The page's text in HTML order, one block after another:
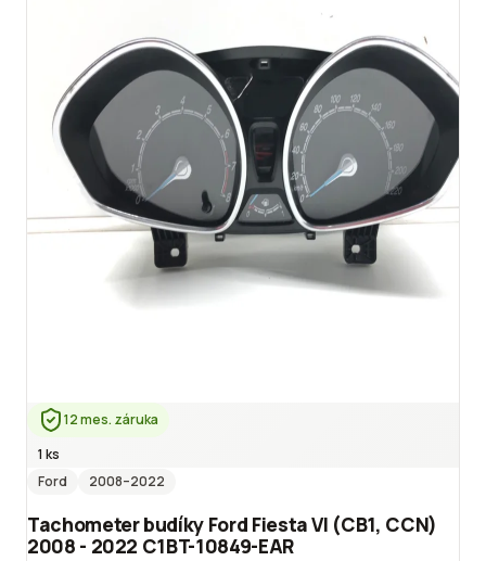
12 mes. záruka
1 ks
Ford
2008–2022
Tachometer budíky Ford Fiesta VI (CB1, CCN)
2008 - 2022 C1BT-10849-EAR